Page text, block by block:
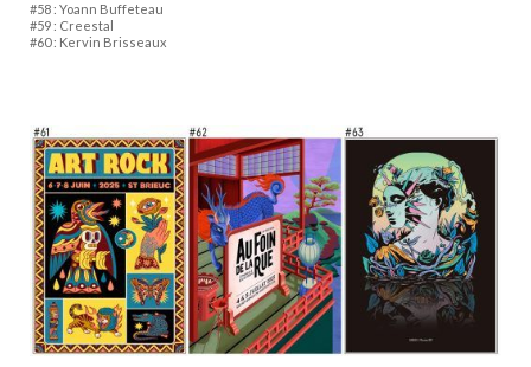
#58 : Yoann Buffeteau
#59 : Creestal
#60 : Kervin Brisseaux